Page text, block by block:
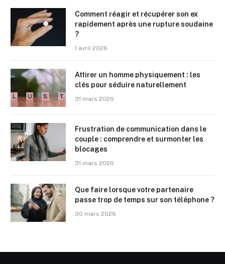
Comment réagir et récupérer son ex
rapidement après une rupture soudaine
?
1 avril 2026
Attirer un homme physiquement : les
clés pour séduire naturellement
31 mars 2026
Frustration de communication dans le
couple : comprendre et surmonter les
blocages
31 mars 2026
Que faire lorsque votre partenaire
passe trop de temps sur son téléphone ?
30 mars 2026